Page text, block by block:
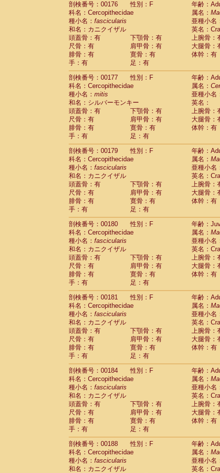
剖検番号：00176
性別：F
年齢：
科名：Cercopithecidae
属名：
種小名： fascicularis
亜種小名
和名：カニクイザル
英名：
頭蓋骨：有
下顎骨：有
上腕骨：
尺骨：有
肩甲骨：有
大腿骨：
腓骨：有
寛骨：有
体幹：有
手：有
足：有
剖検番号：00177
性別：F
年齢：
科名：Cercopithecidae
属名：
種小名： mitis
亜種小名
和名：シルバーモンキー
英名：
頭蓋骨：有
下顎骨：有
上腕骨：
尺骨：有
肩甲骨：有
大腿骨：
腓骨：有
寛骨：有
体幹：有
手：有
足：有
剖検番号：00179
性別：F
年齢：
科名：Cercopithecidae
属名：
種小名： fascicularis
亜種小名
和名：カニクイザル
英名：
頭蓋骨：有
下顎骨：有
上腕骨：
尺骨：有
肩甲骨：有
大腿骨：
腓骨：有
寛骨：有
体幹：有
手：有
足：有
剖検番号：00180
性別：F
年齢：
科名：Cercopithecidae
属名：
種小名： fascicularis
亜種小名
和名：カニクイザル
英名：
頭蓋骨：有
下顎骨：有
上腕骨：
尺骨：有
肩甲骨：有
大腿骨：
腓骨：有
寛骨：有
体幹：有
手：有
足：有
剖検番号：00181
性別：F
年齢：
科名：Cercopithecidae
属名：
種小名： fascicularis
亜種小名
和名：カニクイザル
英名：
頭蓋骨：有
下顎骨：有
上腕骨：
尺骨：有
肩甲骨：有
大腿骨：
腓骨：有
寛骨：有
体幹：有
手：有
足：有
剖検番号：00184
性別：F
年齢：
科名：Cercopithecidae
属名：
種小名： fascicularis
亜種小名
和名：カニクイザル
英名：
頭蓋骨：有
下顎骨：有
上腕骨：
尺骨：有
肩甲骨：有
大腿骨：
腓骨：有
寛骨：有
体幹：有
手：有
足：有
剖検番号：00188
性別：F
年齢：
科名：Cercopithecidae
属名：
種小名： fascicularis
亜種小名
和名：カニクイザル
英名：